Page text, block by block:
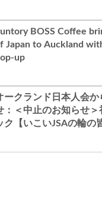
BOSS Coffee
Japan to Auckland
up
ークランド日本人会か
：＜中止のお知らせ＞
ク【いこいJSAの輪の